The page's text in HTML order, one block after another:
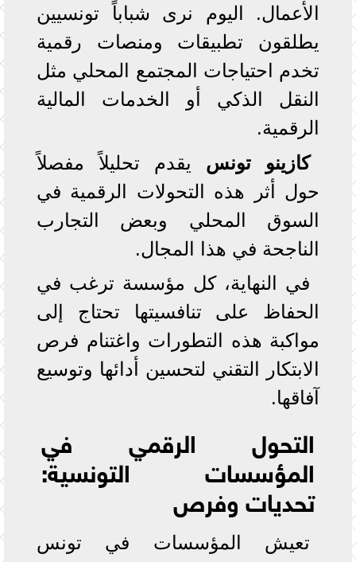
الأعمال. اليوم نرى شباباً تونسيين
يطلقون تطبيقات ومنصات رقمية
تخدم احتياجات المجتمع المحلي مثل
النقل الذكي أو الخدمات المالية
الرقمية.
كازينو تونس يقدم تحليلاً مفصلاً
حول أثر هذه التحولات الرقمية في
السوق المحلي وبعض التجارب
الناجحة في هذا المجال.
في النهاية، كل مؤسسة ترغب في
الحفاظ على تنافسيتها تحتاج إلى
مواكبة هذه التطورات واغتنام فرص
الابتكار التقني لتحسين أدائها وتوسيع
آفاقها.
التحول الرقمي في
المؤسسات التونسية:
تحديات وفرص
تعيش المؤسسات في تونس